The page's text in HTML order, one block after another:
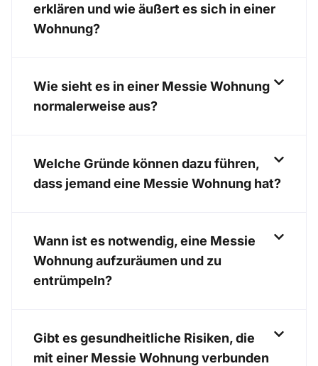
erklären und wie äußert es sich in einer
Wohnung?
Wie sieht es in einer Messie Wohnung
normalerweise aus?
Welche Gründe können dazu führen,
dass jemand eine Messie Wohnung hat?
Wann ist es notwendig, eine Messie
Wohnung aufzuräumen und zu
entrümpeln?
Gibt es gesundheitliche Risiken, die
mit einer Messie Wohnung verbunden